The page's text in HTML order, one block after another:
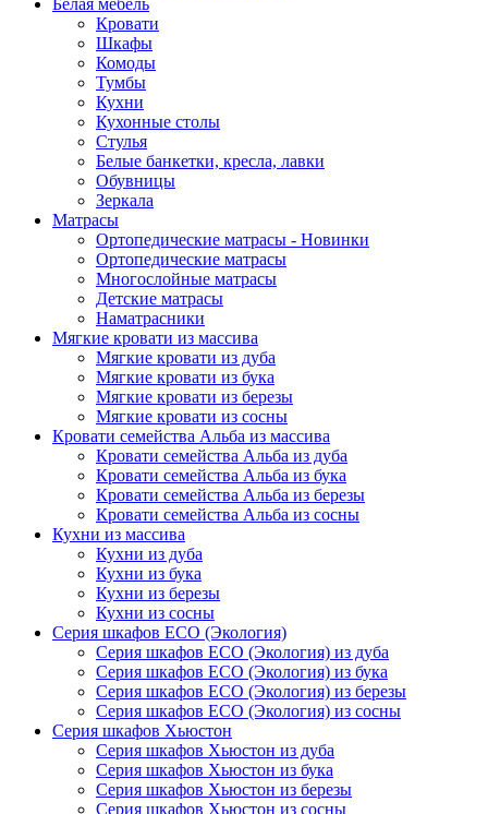
Белая мебель
Кровати
Шкафы
Комоды
Тумбы
Кухни
Кухонные столы
Стулья
Белые банкетки, кресла, лавки
Обувницы
Зеркала
Матрасы
Ортопедические матрасы - Новинки
Ортопедические матрасы
Многослойные матрасы
Детские матрасы
Наматрасники
Мягкие кровати из массива
Мягкие кровати из дуба
Мягкие кровати из бука
Мягкие кровати из березы
Мягкие кровати из сосны
Кровати семейства Альба из массива
Кровати семейства Альба из дуба
Кровати семейства Альба из бука
Кровати семейства Альба из березы
Кровати семейства Альба из сосны
Кухни из массива
Кухни из дуба
Кухни из бука
Кухни из березы
Кухни из сосны
Серия шкафов ECO (Экология)
Серия шкафов ECO (Экология) из дуба
Серия шкафов ECO (Экология) из бука
Серия шкафов ECO (Экология) из березы
Серия шкафов ECO (Экология) из сосны
Серия шкафов Хьюстон
Серия шкафов Хьюстон из дуба
Серия шкафов Хьюстон из бука
Серия шкафов Хьюстон из березы
Серия шкафов Хьюстон из сосны